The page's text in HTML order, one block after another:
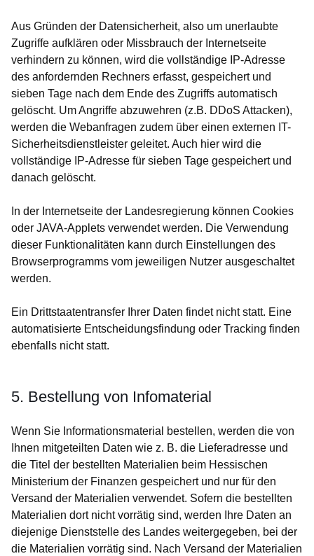
Aus Gründen der Datensicherheit, also um unerlaubte
Zugriffe aufklären oder Missbrauch der Internetseite
verhindern zu können, wird die vollständige IP-Adresse
des anfordernden Rechners erfasst, gespeichert und
sieben Tage nach dem Ende des Zugriffs automatisch
gelöscht. Um Angriffe abzuwehren (z.B. DDoS Attacken),
werden die Webanfragen zudem über einen externen IT-
Sicherheitsdienstleister geleitet. Auch hier wird die
vollständige IP-Adresse für sieben Tage gespeichert und
danach gelöscht.
In der Internetseite der Landesregierung können Cookies
oder JAVA-Applets verwendet werden. Die Verwendung
dieser Funktionalitäten kann durch Einstellungen des
Browserprogramms vom jeweiligen Nutzer ausgeschaltet
werden.
Ein Drittstaatentransfer Ihrer Daten findet nicht statt. Eine
automatisierte Entscheidungsfindung oder Tracking finden
ebenfalls nicht statt.
5. Bestellung von Infomaterial
Wenn Sie Informationsmaterial bestellen, werden die von
Ihnen mitgeteilten Daten wie z. B. die Lieferadresse und
die Titel der bestellten Materialien beim Hessischen
Ministerium der Finanzen gespeichert und nur für den
Versand der Materialien verwendet. Sofern die bestellten
Materialien dort nicht vorrätig sind, werden Ihre Daten an
diejenige Dienststelle des Landes weitergegeben, bei der
die Materialien vorrätig sind. Nach Versand der Materialien